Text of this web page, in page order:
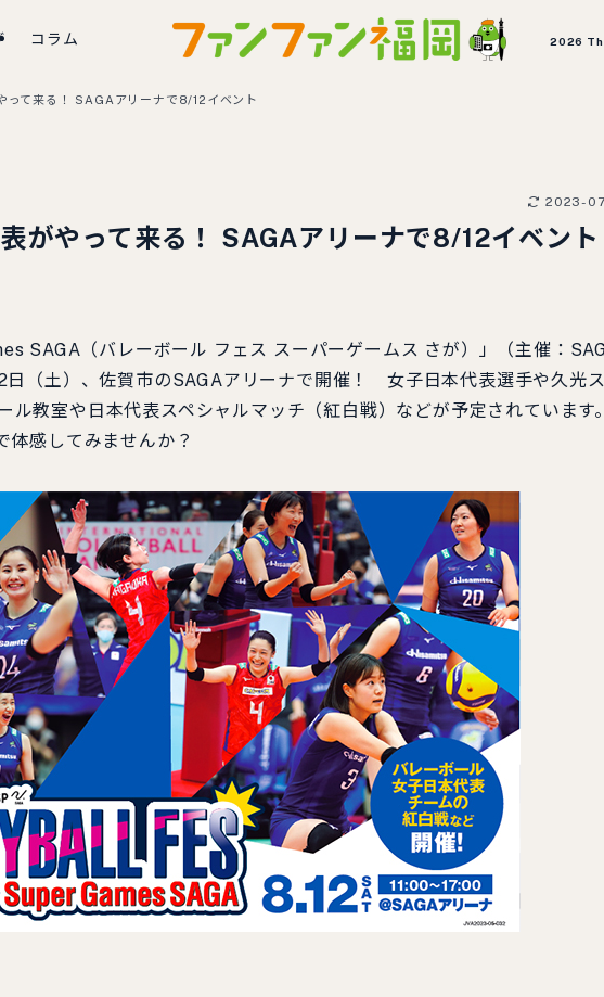
コラム 2026
って来る！ SAGAアリーナで8/12イベント
2023-
表がやって来る！ SAGAアリーナで8/12イベン
SAGA（バレーボール フェス スーパーゲームス さが）」（主催：
日（土）、佐賀市のSAGAアリーナで開催！ 女子日本代表選手や久光
ル教室や日本代表スペシャルマッチ（紅白戦）などが予定されています
体感してみませんか？